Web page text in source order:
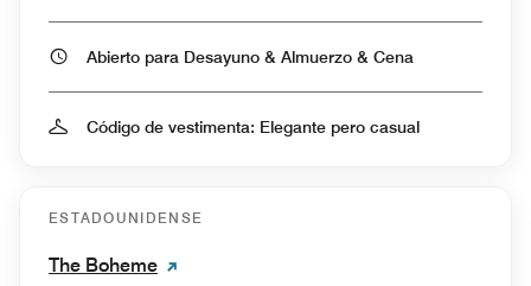
Abierto para Desayuno & Almuerzo & Cena
Código de vestimenta: Elegante pero casual
ESTADOUNIDENSE
The Boheme